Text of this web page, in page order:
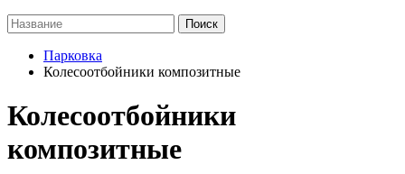
Поиск
Парковка
Колесоотбойники композитные
Колесоотбойники
композитные